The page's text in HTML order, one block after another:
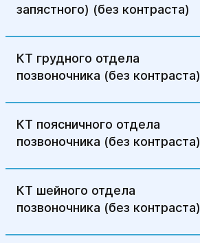
запястного) (без контраста)
КТ грудного отдела
позвоночника (без контраста)
КТ поясничного отдела
позвоночника (без контраста)
КТ шейного отдела
позвоночника (без контраста)